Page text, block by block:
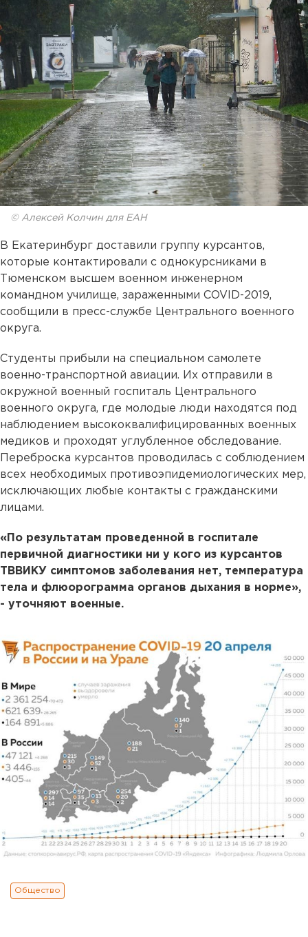
© Алексей Колчин для ЕАН
В Екатеринбург доставили группу курсантов,
которые контактировали с однокурсниками в
Тюменском высшем военном инженерном
командном училище, зараженными COVID-2019,
сообщили в пресс-службе Центрального военного
округа.
Студенты прибыли на специальном самолете
военно-транспортной авиации. Их отправили в
окружной военный госпиталь Центрального
военного округа, где молодые люди находятся под
наблюдением высококвалифицированных военных
медиков и проходят углубленное обследование.
Переброска курсантов проводилась с соблюдением
всех необходимых противоэпидемиологических мер,
исключающих любые контакты с гражданскими
лицами.
«По результатам проведенной в госпитале
первичной диагностики ни у кого из курсантов
ТВВИКУ симптомов заболевания нет, температура
тела и флюорограмма органов дыхания в норме»,
- уточняют военные.
Общество